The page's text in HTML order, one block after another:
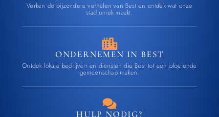
Verken de bijzondere verhalen van Best en ontdek wat onze
stad uniek maakt.
ONDERNEMEN IN BEST
Ontdek lokale bedrijven en diensten die Best tot een bloeiende
gemeenschap maken.
HULP NODIG?